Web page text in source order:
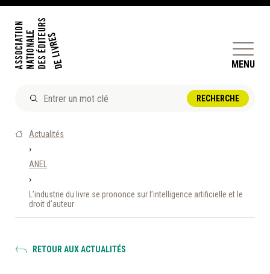
MENU
DOSSIERS ET ENJEUX
ÊTRE ÉDITEUR·TRICE
PERFECTIONNEMENT
ET SERVICES AUX MEMBRES
Actualités
›
ANEL
›
L’industrie du livre se prononce sur l’intelligence artificielle et le
droit d’auteur
RETOUR AUX ACTUALITÉS